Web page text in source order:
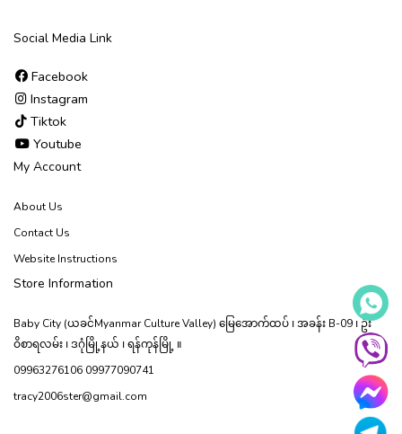
Social Media Link
Facebook
Instagram
Tiktok
Youtube
My Account
About Us
Contact Us
Website Instructions
Store Information
Baby City (ယခင်Myanmar Culture Valley) မြေ‌အောက်ထပ် ၊ အခန်း B-09 ၊ ဦး
ဝိစာရလမ်း ၊ ဒဂုံမြို့နယ် ၊ ရန်ကုန်မြို့ ။
09963276106 09977090741
tracy2006ster@gmail.com